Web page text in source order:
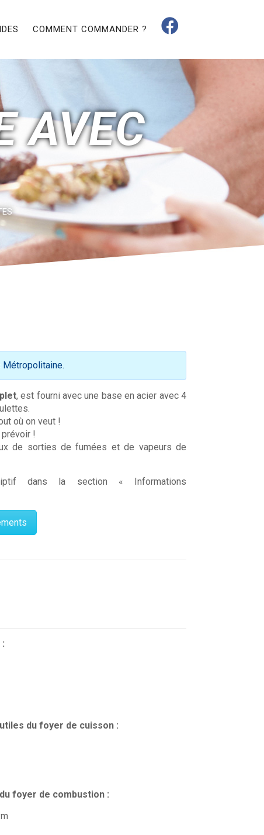
COMMENT COMMANDER ?
AVEC
Métropolitaine.
, est fourni avec une base en acier avec 4
où on veut !
!
de sorties de fumées et de vapeurs de
dans la section « Informations
du foyer de cuisson :
foyer de combustion :